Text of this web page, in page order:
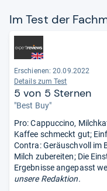
Im Test der
Erschienen: 20.09.2022
Details zum Test
5 von 5 Sternen
"Best Buy"
Pro: Cappuccino,
Kaffee schmeckt gut;
Contra: Geräuschvoll im
Milch zubereiten; Die
Ergebnisse angepasst
unsere Redaktion.